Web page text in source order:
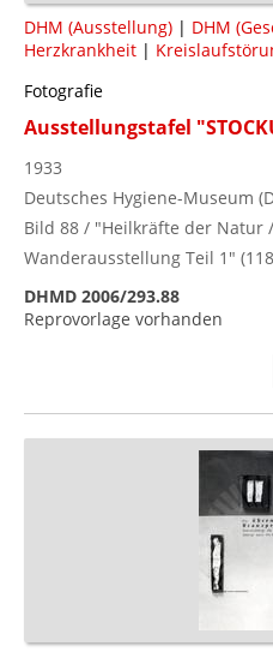
DHM (Ausstellung) | DHM
Herzkrankheit |
Fotografie
Ausstellungstafel
1933
Deutsches Hygiene-Museum
Bild 88 / "Heilkräfte der Natur
Wanderausstellung Teil 1"
DHMD 2006/293.88
Reprovorlage vorhanden